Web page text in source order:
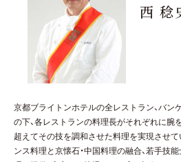
西 稔
京都ブライトンホテルの全レストラン、バン
の下、各レストランの料理長がそれぞれに腕
超えてその技を調和させた料理を実現させて
ンス料理と京懐石・中国料理の融合、若手技